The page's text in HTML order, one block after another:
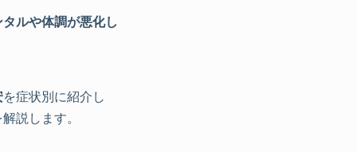
ルや体調が悪化し
を症状別に紹介し
説します。